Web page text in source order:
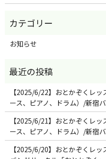
お知らせ
【2025/6/22】おとかぞくレ
ース、ピアノ、ドラム）/新宿
【2025/6/21】おとかぞくレ
ース、ピアノ、ドラム）/新宿
【2025/6/20】おとかぞくレ